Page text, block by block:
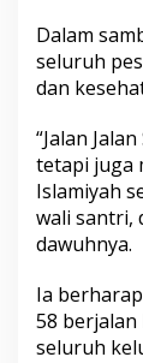
Dalam
seluruh
dan
“Jalan
tetapi juga
Islamiyah
wali santri,
dawuhnya.
Ia
58 berjalan
seluruh